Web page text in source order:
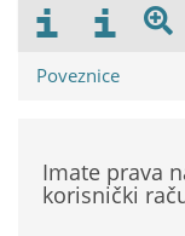
Poveznice
Imate prava
korisnički